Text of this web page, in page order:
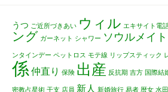
うつ ご近所づきあい ウィル エキサイト電
ング ガーネット シャワー ソウルメイト
ンタインデー ペットロス モテ線 リップスティック
係 仲直り 保険 出産 反抗期 吉方 国際結
密教占星術 干支 店員 新人 新婚旅行 易者 暦女 水